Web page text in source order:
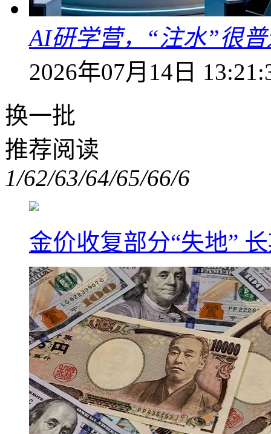
AI研学营，“注水”很
2026年07月14日
换一批
推荐阅读
1/62/63/64/65/66/6
金价收复部分“失地”